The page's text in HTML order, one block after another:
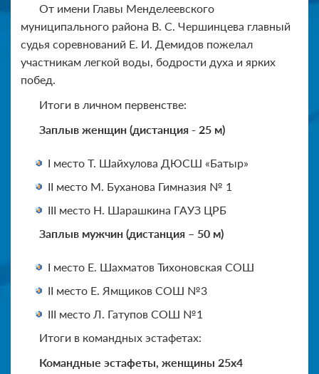
От имени Главы Менделеевского
муниципального района В. С. Чершинцева главный
судья соревнований Е. И. Демидов пожелал
участникам легкой воды, бодрости духа и ярких
побед.
Итоги в личном первенстве:
Заплыв женщин (дистанция - 25 м)
I место Т. Шайхулова ДЮСШ «Батыр»
II место М. Буханова Гимназия № 1
III место Н. Шарашкина ГАУЗ ЦРБ
Заплыв мужчин (дистанция – 50 м)
I место Е. Шахматов Тихоновская СОШ
II место Е. Ямщиков СОШ №3
III место Л. Гатупов СОШ №1
Итоги в командных эстафетах:
Командные эстафеты, женщины 25х4